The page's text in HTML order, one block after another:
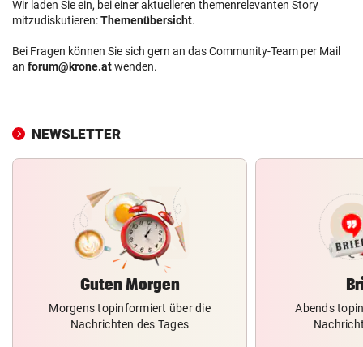
Wir laden Sie ein, bei einer aktuelleren themenrelevanten Story
mitzudiskutieren:Themenübersicht.
Bei Fragen können Sie sich gern an das Community-Team per Mail
an forum@krone.atwenden.
NEWSLETTER
Guten Morgen
Morgens topinformiert über die
Nachrichten des Tages
Abends